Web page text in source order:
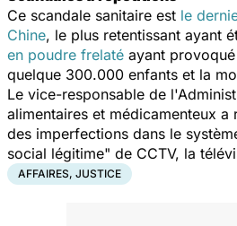
Ce scandale sanitaire est le
Chine, le plus retentissant ayant
en poudre frelaté ayant
quelque 300.000 enfants et la
Le vice-responsable de
alimentaires et médicamenteux a
des imperfections dans le
social légitime" de CCTV, la
AFFAIRES, JUSTICE